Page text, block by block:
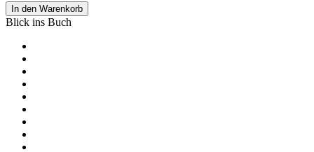
In den Warenkorb
Blick ins Buch